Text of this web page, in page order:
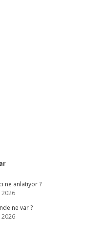
ne anlatıyor ?
ne var ?